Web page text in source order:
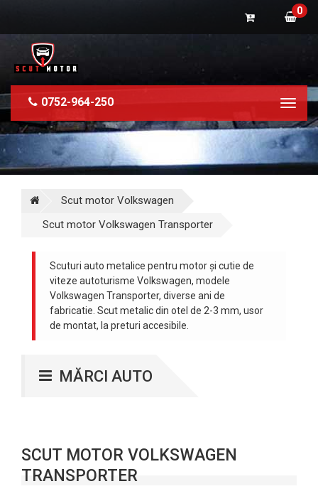
0
0752-964-250
Scut motor Volkswagen
Scut motor Volkswagen Transporter
Scuturi auto metalice pentru motor și cutie de
viteze autoturisme Volkswagen, modele
Volkswagen Transporter, diverse ani de
fabricatie. Scut metalic din otel de 2-3 mm, usor
de montat, la preturi accesibile.
MĂRCI AUTO
SCUT MOTOR VOLKSWAGEN
TRANSPORTER